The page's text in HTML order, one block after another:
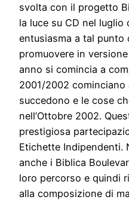
svolta con il progetto
la luce su CD nel luglio
entusiasma a tal punto
promuovere in
anno si comincia a
2001/2002 cominciano
succedono e le cose
nell’Ottobre 2002.
prestigiosa
Etichette Indipendenti.
anche i Biblica
loro percorso e quindi
alla composizione di